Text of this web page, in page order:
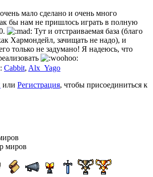
мало сделано и очень много
бы нам не пришлось играть в полную
Тут и отстраиваемая база (благо
Хармондейл, зачищать не надо), и
только не задумано! Я надеюсь, что
Cabbit, Alx_Yago
или Регистрация, чтобы присоединиться к